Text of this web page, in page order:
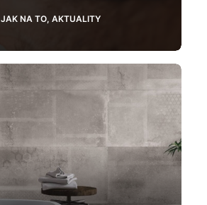
JAK NA TO, AKTUALITY